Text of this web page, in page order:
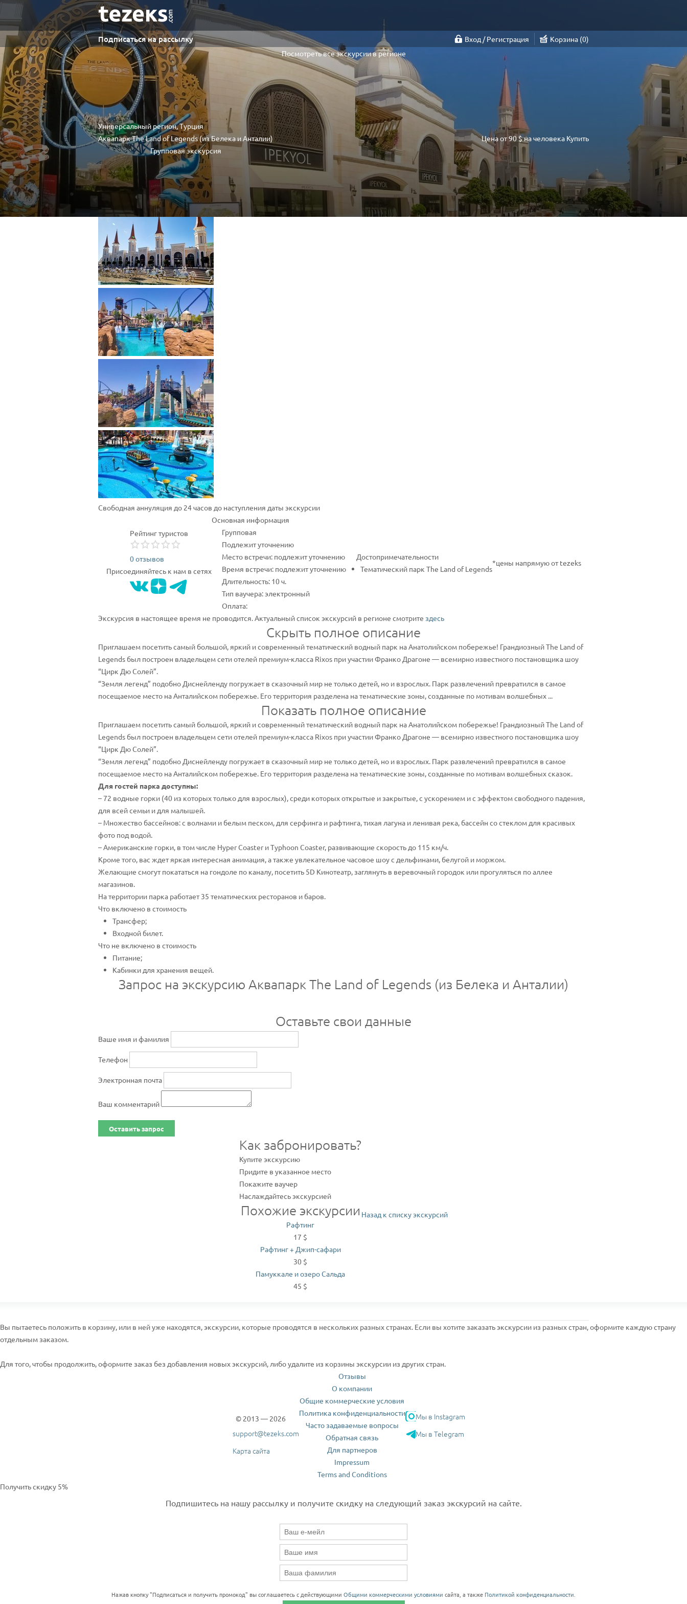
Подписаться на рассылку Вход / Регистрация Корзина 0
Посмотреть все экскурсии в регионе
Универсальный регион, Турция
Аквапарк The Land of Legends (из Белека и Анталии)
Групповая экскурсия
Цена от90 $на человека Купить
Свободная аннуляция до 24 часов до наступления даты экскурсии
Рейтинг туристов
0 отзывов
Присоединяйтесь к нам в сетях
Основная информация
Групповая
Подлежит уточнению
Место встречи: подлежит уточнению
Время встречи: подлежит уточнению
Длительность: 10 ч.
Тип ваучера: электронный
Оплата:
Достопримечательности
Тематический парк The Land of Legends
*цены напрямую от tezeks
Экскурсия в настоящее время не проводится. Актуальный список экскурсий в регионе смотрите здесь
Скрыть полное описание
Приглашаем посетить самый большой, яркий и современный тематический водный парк на Анатолийском побережье! Грандиозный The Land of
Legends был построен владельцем сети отелей премиум-класса Rixos при участии Франко Драгоне — всемирно известного постановщика шоу
“Цирк Дю Солей”.
“Земля легенд” подобно Диснейленду погружает в сказочный мир не только детей, но и взрослых. Парк развлечений превратился в самое
посещаемое место на Анталийском побережье. Его территория разделена на тематические зоны, созданные по мотивам волшебных ...
Показать полное описание
Приглашаем посетить самый большой, яркий и современный тематический водный парк на Анатолийском побережье! Грандиозный The Land of
Legends был построен владельцем сети отелей премиум-класса Rixos при участии Франко Драгоне — всемирно известного постановщика шоу
“Цирк Дю Солей”.
“Земля легенд” подобно Диснейленду погружает в сказочный мир не только детей, но и взрослых. Парк развлечений превратился в самое
посещаемое место на Анталийском побережье. Его территория разделена на тематические зоны, созданные по мотивам волшебных сказок.
Для гостей парка доступны:
– 72 водные горки (40 из которых только для взрослых), среди которых открытые и закрытые, с ускорением и с эффектом свободного падения,
для всей семьи и для малышей.
– Множество бассейнов: с волнами и белым песком, для серфинга и рафтинга, тихая лагуна и ленивая река, бассейн со стеклом для красивых
фото под водой.
– Американские горки, в том числе Hyper Coaster и Typhoon Coaster, развивающие скорость до 115 км/ч.
Кроме того, вас ждет яркая интересная анимация, а также увлекательное часовое шоу с дельфинами, белугой и моржом.
Желающие смогут покататься на гондоле по каналу, посетить 5D Кинотеатр, заглянуть в веревочный городок или прогуляться по аллее
магазинов.
На территории парка работает 35 тематических ресторанов и баров.
Что включено в стоимость
Трансфер;
Входной билет.
Что не включено в стоимость
Питание;
Кабинки для хранения вещей.
Запрос на экскурсию Аквапарк The Land of Legends (из Белека и Анталии)
Оставьте свои данные
Ваше имя и фамилия
Телефон
Электронная почта
Ваш комментарий
Оставить запрос
Как забронировать?
Купите экскурсию
Придите в указанное место
Покажите ваучер
Наслаждайтесь экскурсией
Похожие экскурсии
Рафтинг
17 $
Рафтинг + Джип-сафари
30 $
Памуккале и озеро Сальда
45 $
Назад к списку экскурсий
Вы пытаетесь положить в корзину, или в ней уже находятся, экскурсии, которые проводятся в нескольких разных странах. Если вы хотите заказать экскурсии из разных стран, оформите каждую страну
отдельным заказом.
Для того, чтобы продолжить, оформите заказ без добавления новых экскурсий, либо удалите из корзины экскурсии из других стран.
© 2013 — 2026
support@tezeks.com
Карта сайта
Отзывы
О компании
Общие коммерческие условия
Политика конфиденциальности
Часто задаваемые вопросы
Обратная связь
Для партнеров
Impressum
Terms and Conditions
Мы в Instagram
Мы в Telegram
Получить скидку 5%
Подпишитесь на нашу рассылку и получите скидку на следующий заказ экскурсий на сайте.
Нажав кнопку "Подписаться и получить промокод" вы соглашаетесь с действующими Общими коммерческими условиями сайта, а также Политикой конфиденциальности